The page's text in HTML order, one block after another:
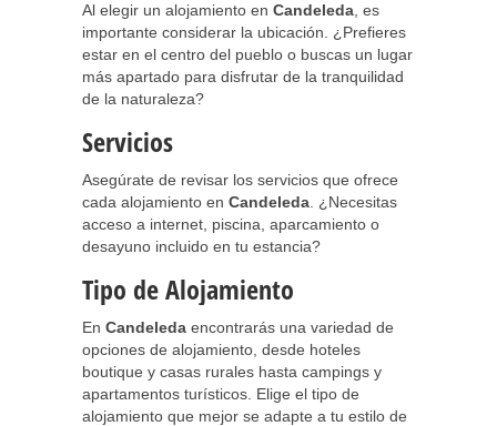
Al elegir un alojamiento en Candeleda , es
importante considerar la ubicación. ¿Prefieres
estar en el centro del pueblo o buscas un lugar
más apartado para disfrutar de la tranquilidad
de la naturaleza?
Servicios
Asegúrate de revisar los servicios que ofrece
cada alojamiento en Candeleda . ¿Necesitas
acceso a internet, piscina, aparcamiento o
desayuno incluido en tu estancia?
Tipo de Alojamiento
En Candeleda encontrarás una variedad de
opciones de alojamiento, desde hoteles
boutique y casas rurales hasta campings y
apartamentos turísticos. Elige el tipo de
alojamiento que mejor se adapte a tu estilo de